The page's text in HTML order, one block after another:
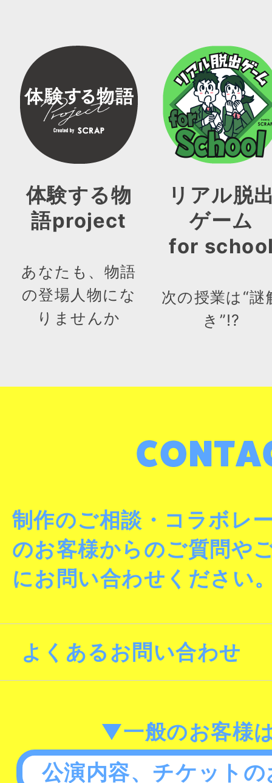
体験する物
語project
あなたも、物語
の登場人物にな
りませんか
リアル脱
ゲーム
for
次の授業は“謎
き”!?
制作のご相談・コラボレ
のお客様からのご質問や
にお問い合わせください
よくあるお問い合わせ
▼一般のお客様
公演内容、チケット